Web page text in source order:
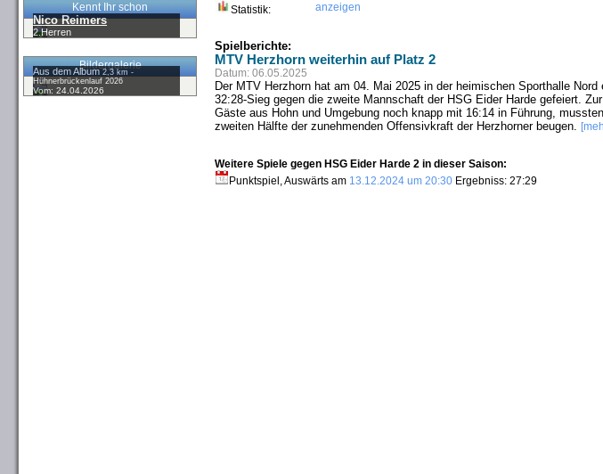
Kennt Ihr schon
Nico Reimers
2.Herren
Bildergalerie
Aus dem Album2,3 km -
Hühnerbrückenlauf 2026
Vom: 24.04.2026
Statistik:
anzeigen
Spielberichte:
MTV Herzhorn weiterhin auf Platz 2
Datum: 06.05.2025
Der MTV Herzhorn hat am 04. Mai 2025 in der heimischen Sporthalle Nord
32:28-Sieg gegen die zweite Mannschaft der HSG Eider Harde gefeiert.
Gäste aus Hohn und Umgebung noch knapp mit 16:14 in Führung,
zweiten Hälfte der zunehmenden Offensivkraft der Herzhorner beugen.
Weitere Spiele gegen HSG Eider Harde 2 in dieser Saison:
Punktspiel, Auswärts am 13.12.2024 um 20:30 Ergebniss: 27:29